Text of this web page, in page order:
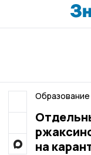
Образование
на